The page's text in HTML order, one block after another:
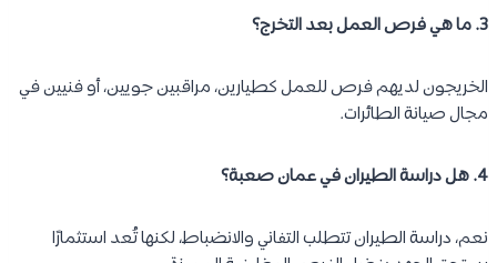
3. ما هي فرص العمل بعد التخرج؟
الخريجون لديهم فرص للعمل كطيارين، مراقبين جويين، أو فنيين في
مجال صيانة الطائرات.
4. هل دراسة الطيران في عمان صعبة؟
نعم، دراسة الطيران تتطلب التفاني والانضباط، لكنها تُعد استثمارًا